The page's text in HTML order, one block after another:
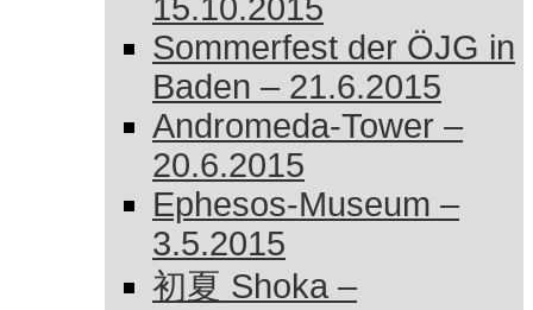
15.10.2015
Sommerfest der ÖJG in
Baden – 21.6.2015
Andromeda-Tower –
20.6.2015
Ephesos-Museum –
3.5.2015
初夏 Shoka –